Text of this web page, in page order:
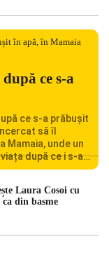
ce s-a
ce s-a prăbușit
să îl
Mamaia, unde un
după ce i s-a
Laura Cosoi cu
din basme